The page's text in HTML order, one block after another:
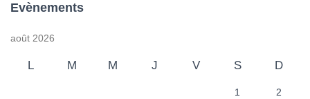
Evènements
août 2026
L M M J V S D
1 2